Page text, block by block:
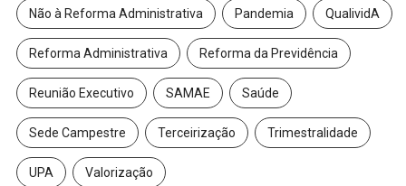
Não à Reforma Administrativa Pandemia QualividA
Reforma Administrativa Reforma da Previdência
Reunião Executivo SAMAE Saúde
Sede Campestre Terceirização Trimestralidade
UPA Valorização